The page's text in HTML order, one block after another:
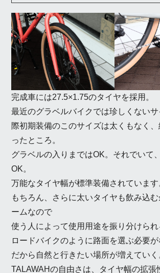
完成車には27.5×1.75のタイヤを採用。
最近のグラベルバイクでは珍しくない
際初期装備のこのサイズは太くもなく
ったところ。
グラベルの入りまではOK。それでいて
OK。
万能なタイヤ幅が標準装備されています
もちろん、さらに太いタイヤも飲み込
ームなので
使う人によって使用用途を振り分けられ
ロードバイクのように路面を選ぶ必要が
だから自然と行きたい場所が増えていく
TALAWAHの自由さは、タイヤ幅の拡張